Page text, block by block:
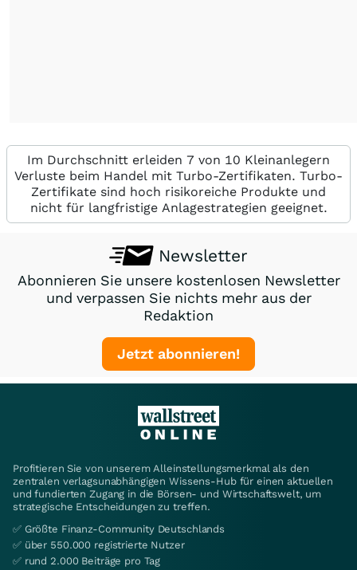
Im Durchschnitt erleiden 7 von 10 Kleinanlegern
Verluste beim Handel mit Turbo-Zertifikaten. Turbo-
Zertifikate sind hoch risikoreiche Produkte und
nicht für langfristige Anlagestrategien geeignet.
Newsletter
Abonnieren Sie unsere kostenlosen Newsletter
und verpassen Sie nichts mehr aus der
Redaktion
Jetzt abonnieren!
Profitieren Sie von unserem Alleinstellungsmerkmal als den
zentralen verlagsunabhängigen Wissens-Hub für einen aktuellen
und fundierten Zugang in die Börsen- und Wirtschaftswelt, um
strategische Entscheidungen zu treffen.
✅ Größte Finanz-Community Deutschlands
✅ über 550.000 registrierte Nutzer
✅ rund 2.000 Beiträge pro Tag